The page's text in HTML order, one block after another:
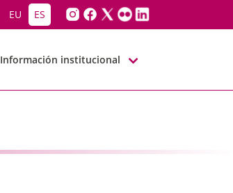
EU ES
Información institucional